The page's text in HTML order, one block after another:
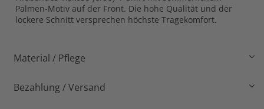
Palmen-Motiv auf der Front. Die hohe Qualität und der
lockere Schnitt versprechen höchste Tragekomfort.
Material / Pflege
Bezahlung / Versand